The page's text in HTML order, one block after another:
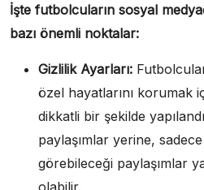
İşte futbolcuların sosyal
bazı önemli noktalar:
Gizlilik Ayarları:
özel hayatlarını korumak
dikkatli bir şekilde
paylaşımlar yerine,
görebileceği paylaşımlar
olabilir.